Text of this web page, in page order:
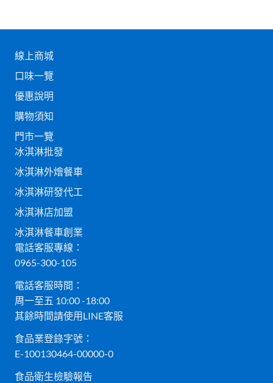
線上商城
口味一覽
優惠說明
購物須知
門市一覽
冰淇淋批發
冰淇淋外燴餐車
冰淇淋研發代工
冰淇淋店加盟
冰淇淋餐車創業
電話客服專線：
0965-300-105
電話客服時間：
周一至五 10:00 -18:00
其餘時間請使用LINE客服
食品業登錄字號：
E-100130464-00000-0
食品衛生檢驗報告